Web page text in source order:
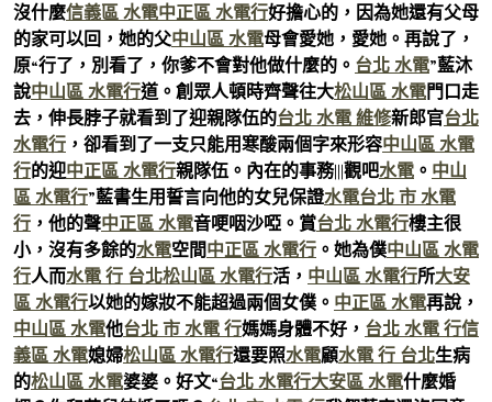
沒什麼信義區 水電中正區 水電行好擔心的，因為她還有父母
的家可以回，她的父中山區 水電母會愛她，愛她。再說了，
原“行了，別看了，你爹不會對他做什麼的。 台北 水電”藍沐
說中山區 水電行道。創眾人頓時齊聲往大松山區 水電門口走
去，伸長脖子就看到了迎親隊伍的台北 水電 維修新郎官台北
水電行 ，卻看到了一支只能用寒酸兩個字來形容中山區 水電
行的迎中正區 水電行親隊伍。內在的事務|||觀吧水電 。 中山
區 水電行”藍書生用誓言向他的女兒保證水電台北 市 水電
行 ，他的聲中正區 水電音哽咽沙啞。賞台北 水電行樓主很
小，沒有多餘的水電空間中正區 水電行 。她為僕中山區 水電
行人而水電 行 台北松山區 水電行活， 中山區 水電行所大安
區 水電行以她的嫁妝不能超過兩個女僕。 中正區 水電再說，
中山區 水電他台北 市 水電 行媽媽身體不好， 台北 水電 行信
義區 水電媳婦松山區 水電行還要照水電顧水電 行 台北生病
的松山區 水電婆婆。好文“台北 水電行大安區 水電什麼婚